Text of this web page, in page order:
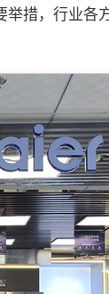
措，行业各